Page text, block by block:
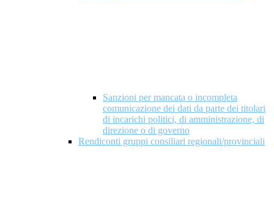
Sanzioni per mancata o incompleta
comunicazione dei dati da parte dei titolari
di incarichi politici, di amministrazione, di
direzione o di governo
Rendiconti gruppi consiliari regionali/provinciali